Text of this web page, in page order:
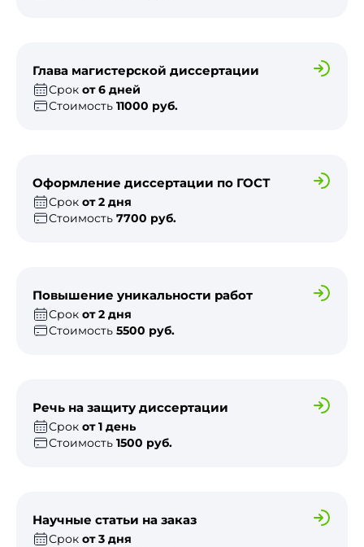
Глава магистерской диссертации
Срок от 6 дней
Стоимость 11000 руб.
Оформление диссертации по ГОСТ
Срок от 2 дня
Стоимость 7700 руб.
Повышение уникальности работ
Срок от 2 дня
Стоимость 5500 руб.
Речь на защиту диссертации
Срок от 1 день
Стоимость 1500 руб.
Научные статьи на заказ
Срок от 3 дня